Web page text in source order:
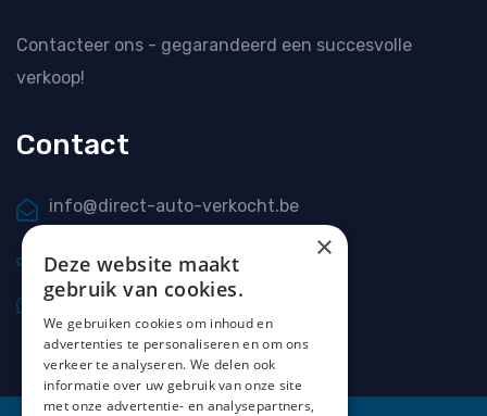
Contacteer ons - gegarandeerd een succesvolle
verkoop!
Contact
info@direct-auto-verkocht.be
0477 20 66 69
0477 20 66 69
×
Deze website maakt
gebruik van cookies.
We gebruiken cookies om inhoud en
advertenties te personaliseren en om ons
verkeer te analyseren. We delen ook
informatie over uw gebruik van onze site
met onze advertentie- en analysepartners,